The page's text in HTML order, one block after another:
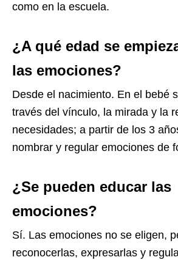
como en la escuela.
¿A qué edad se
las emociones?
Desde el nacimiento. En el bebé
través del vínculo, la mirada y la
necesidades; a partir de los 3
nombrar y regular emociones de
¿Se pueden educar las
emociones?
Sí. Las emociones no se eligen,
reconocerlas, expresarlas y